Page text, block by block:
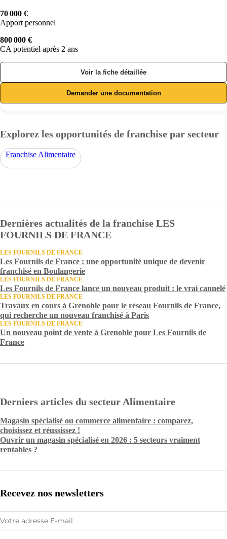
70 000 €
Apport personnel
800 000 €
CA potentiel après 2 ans
Voir la fiche détaillée
Demander une documentation
Explorez les opportunités de franchise par secteur
Franchise Alimentaire
Dernières actualités de la franchise LES
FOURNILS DE FRANCE
LES FOURNILS DE FRANCE
Les Fournils de France : une opportunité unique de devenir
franchisé en Boulangerie
LES FOURNILS DE FRANCE
Les Fournils de France lance un nouveau produit : le vrai cannelé
LES FOURNILS DE FRANCE
Travaux en cours à Grenoble pour le réseau Fournils de France,
qui recherche un nouveau franchisé à Paris
LES FOURNILS DE FRANCE
Un nouveau point de vente à Grenoble pour Les Fournils de
France
Derniers articles du secteur Alimentaire
Magasin spécialisé ou commerce alimentaire : comparez,
choisissez et réussissez !
Ouvrir un magasin spécialisé en 2026 : 5 secteurs vraiment
rentables ?
Recevez nos newsletters